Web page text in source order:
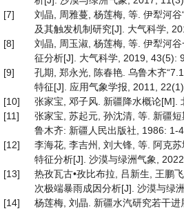
[7]
刘晶, 周雅蔓, 杨莲梅, 等. 伊犁河
及其触发机制研究[J]. 大气科学,
[8]
刘晶, 周玉淑, 杨莲梅, 等. 伊犁河
征分析[J]. 大气科学, 2019, 43(5):
[9]
孔期, 郑永光, 陈春艳. 乌鲁木齐
特征[J]. 应用气象学报, 2011,
[10]
张家宝, 邓子风. 新疆降水概论[M].
[11]
张家宝, 苏起元, 孙沈清, 等. 新疆
鲁木齐: 新疆人民出版社, 1986: 1-
[12]
李海花, 李吉州, 刘大锋, 等. 阿克
特征分析[J]. 沙漠与绿洲气象,
[13]
热孜瓦古•孜比布拉, 吕新生, 王鹏
次极端暴雨成因分析[J]. 沙漠与绿
[14]
杨莲梅, 刘晶. 新疆水汽研究若干